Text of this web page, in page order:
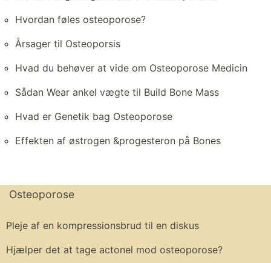
Hvordan føles osteoporose?
Årsager til Osteoporsis
Hvad du behøver at vide om Osteoporose Medicin
Sådan Wear ankel vægte til Build Bone Mass
Hvad er Genetik bag Osteoporose
Effekten af ​​østrogen &progesteron på Bones
Osteoporose
Pleje af en kompressionsbrud til en diskus
Hjælper det at tage actonel mod osteoporose?